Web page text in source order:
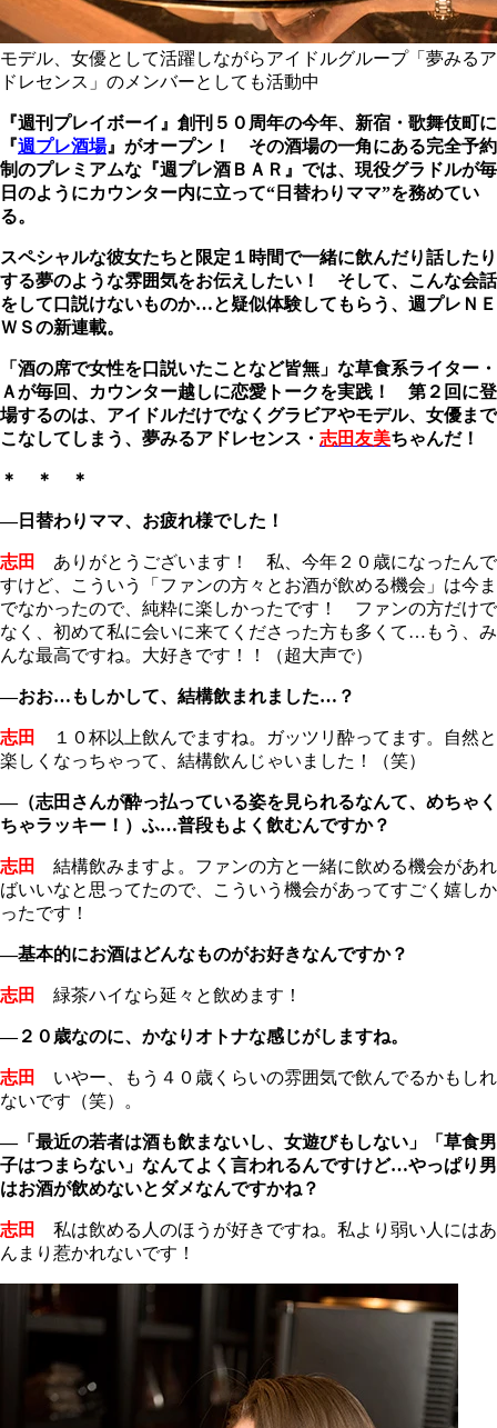
モデル、女優として活躍しながらアイドルグループ「夢みるア
ドレセンス」のメンバーとしても活動中
『週刊プレイボーイ』創刊５０周年の今年、新宿・歌舞伎町に
『週プレ酒場』がオープン！ その酒場の一角にある完全予約
制のプレミアムな『週プレ酒ＢＡＲ』では、現役グラドルが毎
日のようにカウンター内に立って“日替わりママ”を務めてい
る。
スペシャルな彼女たちと限定１時間で一緒に飲んだり話したり
する夢のような雰囲気をお伝えしたい！ そして、こんな会話
をして口説けないものか…と疑似体験してもらう、週プレＮＥ
ＷＳの新連載。
「酒の席で女性を口説いたことなど皆無」な草食系ライター・
Ａが毎回、カウンター越しに恋愛トークを実践！ 第２回に登
場するのは、アイドルだけでなくグラビアやモデル、女優まで
こなしてしまう、夢みるアドレセンス・ 志田友美ちゃんだ！
＊ ＊ ＊
―日替わりママ、お疲れ様でした！
志田
ありがとうございます！ 私、今年２０歳になったんで
すけど、こういう「ファンの方々とお酒が飲める機会」は今ま
でなかったので、純粋に楽しかったです！ ファンの方だけで
なく、初めて私に会いに来てくださった方も多くて…もう、み
んな最高ですね。大好きです！！（超大声で）
―おお…もしかして、結構飲まれました…？
志田
１０杯以上飲んでますね。ガッツリ酔ってます。自然と
楽しくなっちゃって、結構飲んじゃいました！（笑）
―（志田さんが酔っ払っている姿を見られるなんて、めちゃく
ちゃラッキー！）ふ…普段もよく飲むんですか？
志田
結構飲みますよ。ファンの方と一緒に飲める機会があれ
ばいいなと思ってたので、こういう機会があってすごく嬉しか
ったです！
―基本的にお酒はどんなものがお好きなんですか？
志田 緑茶ハイなら延々と飲めます！
―２０歳なのに、かなりオトナな感じがしますね。
志田
いやー、もう４０歳くらいの雰囲気で飲んでるかもしれ
ないです（笑）。
―「最近の若者は酒も飲まないし、女遊びもしない」「草食男
子はつまらない」なんてよく言われるんですけど…やっぱり男
はお酒が飲めないとダメなんですかね？
志田
私は飲める人のほうが好きですね。私より弱い人にはあ
んまり惹かれないです！